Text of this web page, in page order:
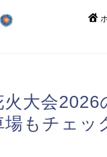
大会2026
もチェッ